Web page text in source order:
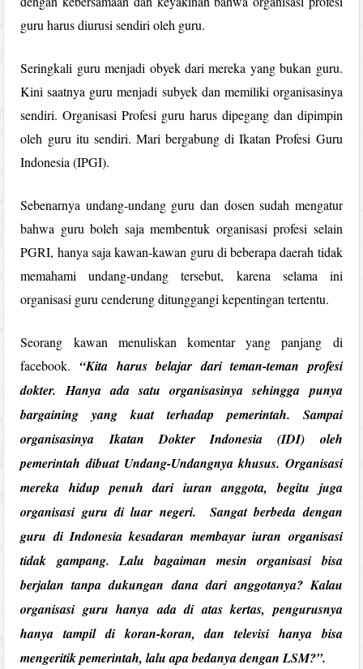
guru harus diurusi sendiri oleh guru.
Seringkali guru menjadi obyek dari mereka yang bukan guru.
Kini saatnya guru menjadi subyek dan memiliki organisasinya
sendiri. Organisasi Profesi guru harus dipegang dan dipimpin
oleh guru itu sendiri. Mari bergabung di Ikatan Profesi Guru
Indonesia (IPGI).
Sebenarnya undang-undang guru dan dosen sudah mengatur
bahwa guru boleh saja membentuk organisasi profesi selain
PGRI, hanya saja kawan-kawan guru di beberapa daerah tidak
memahami undang-undang tersebut, karena selama ini
organisasi guru cenderung ditunggangi kepentingan tertentu.
Seorang kawan menuliskan komentar yang panjang di
facebook. “Kita harus belajar dari teman-teman profesi
dokter. Hanya ada satu organisasinya sehingga punya
bargaining yang kuat terhadap pemerintah. Sampai
organisasinya Ikatan Dokter Indonesia (IDI) oleh
pemerintah dibuat Undang-Undangnya khusus. Organisasi
mereka hidup penuh dari iuran anggota, begitu juga
organisasi guru di luar negeri. Sangat berbeda dengan
guru di Indonesia kesadaran membayar iuran organisasi
tidak gampang. Lalu bagaiman mesin organisasi bisa
berjalan tanpa dukungan dana dari anggotanya? Kalau
organisasi guru hanya ada di atas kertas, pengurusnya
hanya tampil di koran-koran, dan televisi hanya bisa
mengeritik pemerintah, lalu apa bedanya dengan LSM?”.